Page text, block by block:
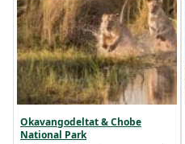
Okavangodeltat & Chobe
National Park